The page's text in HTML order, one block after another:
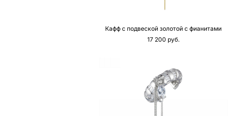
Кафф с подвеской золотой с фианитами
17 200 pуб.